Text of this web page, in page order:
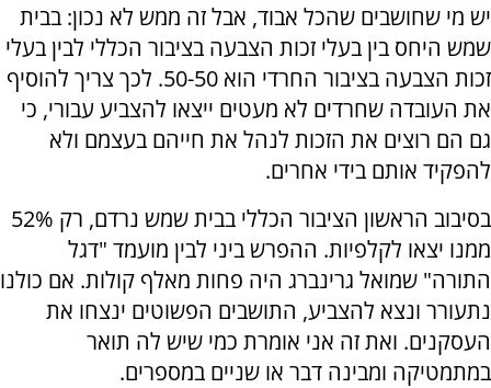
יש מי שחושבים שהכל אבוד, אבל זה ממש לא נכון: בבית
שמש היחס בין בעלי זכות הצבעה בציבור הכללי לבין בעלי
זכות הצבעה בציבור החרדי הוא 50-50. לכך צריך להוסיף
את העובדה שחרדים לא מעטים ייצאו להצביע עבורי, כי
גם הם רוצים את הזכות לנהל את חייהם בעצמם ולא
להפקיד אותם בידי אחרים.
בסיבוב הראשון הציבור הכללי בבית שמש נרדם, רק 52%
ממנו יצאו לקלפיות. ההפרש ביני לבין מועמד "דגל
התורה" שמואל גרינברג היה פחות מאלף קולות. אם כולנו
נתעורר ונצא להצביע, התושבים הפשוטים ינצחו את
העסקנים. ואת זה אני אומרת כמי שיש לה תואר
במתמטיקה ומבינה דבר או שניים במספרים.